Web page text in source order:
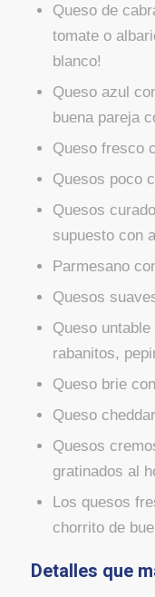
Queso de
tomate o
blanco!
Queso azul
buena pareja
Queso fresco
Quesos poco
Quesos
supuesto con
Parmesano
Quesos
Queso
rabanitos,
Queso brie
Queso
Quesos
gratinados al
Los quesos
chorrito de
Detalles que